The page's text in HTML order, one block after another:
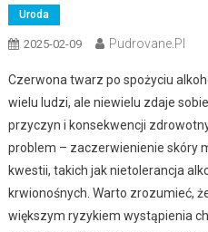
Uroda
2025-02-09 Pudrovane.pl
Czerwona twarz po spożyciu
wielu ludzi, ale niewielu zdaje
przyczyn i konsekwencji
problem – zaczerwienienie skóry
kwestii, takich jak nietolerancja
krwionośnych. Warto zrozumieć,
większym ryzykiem wystąpienia